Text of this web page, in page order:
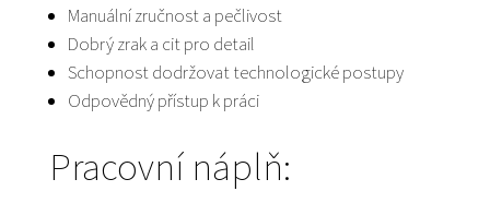
Manuální zručnost a pečlivost
Dobrý zrak a cit pro detail
Schopnost dodržovat technologické postupy
Odpovědný přístup k práci
Pracovní náplň: